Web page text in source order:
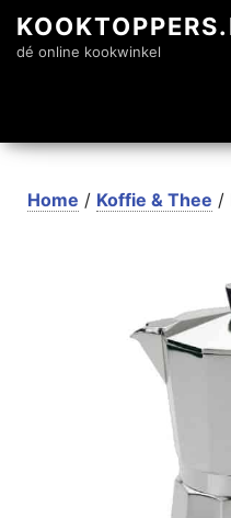
dé online kookwinkel
Home / Koffie & Thee /